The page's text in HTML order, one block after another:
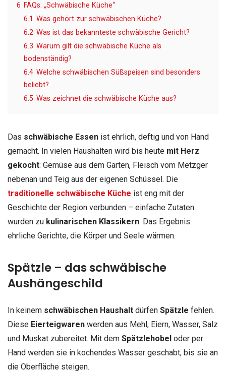
6 FAQs: „Schwäbische Küche“
6.1 Was gehört zur schwäbischen Küche?
6.2 Was ist das bekannteste schwäbische Gericht?
6.3 Warum gilt die schwäbische Küche als
bodenständig?
6.4 Welche schwäbischen Süßspeisen sind besonders
beliebt?
6.5 Was zeichnet die schwäbische Küche aus?
Das schwäbische Essen ist ehrlich, deftig und von Hand
gemacht. In vielen Haushalten wird bis heute mit Herz
gekocht: Gemüse aus dem Garten, Fleisch vom Metzger
nebenan und Teig aus der eigenen Schüssel. Die
traditionelle schwäbische Küche ist eng mit der
Geschichte der Region verbunden – einfache Zutaten
wurden zu kulinarischen Klassikern. Das Ergebnis:
ehrliche Gerichte, die Körper und Seele wärmen.
Spätzle – das schwäbische
Aushängeschild
In keinem schwäbischen Haushalt dürfen Spätzle fehlen.
Diese Eierteigwaren werden aus Mehl, Eiern, Wasser, Salz
und Muskat zubereitet. Mit dem Spätzlehobel oder per
Hand werden sie in kochendes Wasser geschabt, bis sie an
die Oberfläche steigen.